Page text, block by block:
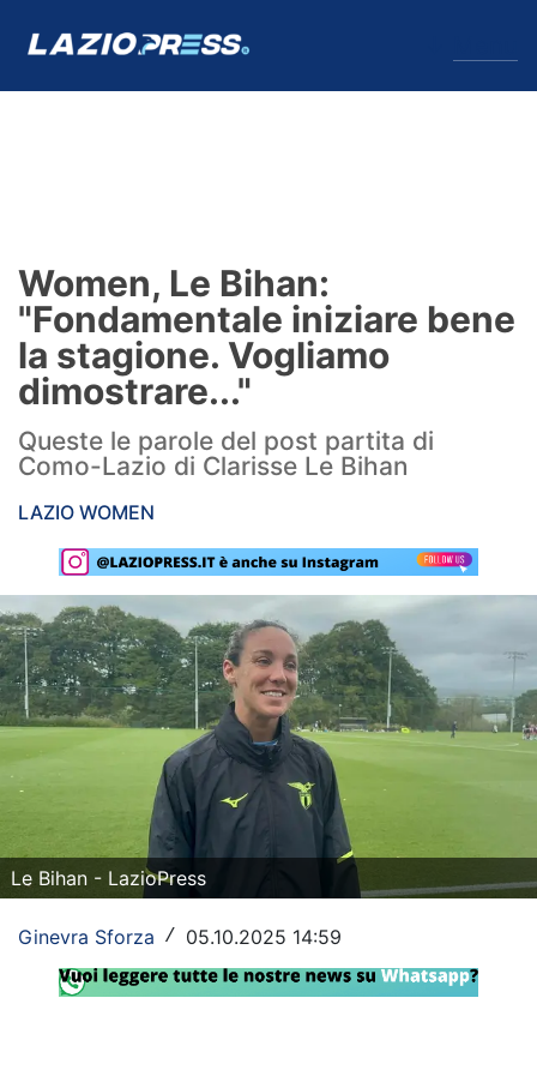
Formello
Infortuni
Primavera
Calciomercato
Lazio Women
Rassegna Lazio
Social
Calcio
Serie A
Champions League
Europa League
Altri Sport
Formula 1
Tennis
Women, Le Bihan:
"Fondamentale iniziare bene
la stagione. Vogliamo
dimostrare..."
Queste le parole del post partita di
Como-Lazio di Clarisse Le Bihan
LAZIO WOMEN
Le Bihan - LazioPress
Ginevra Sforza / 05.10.2025 14:59